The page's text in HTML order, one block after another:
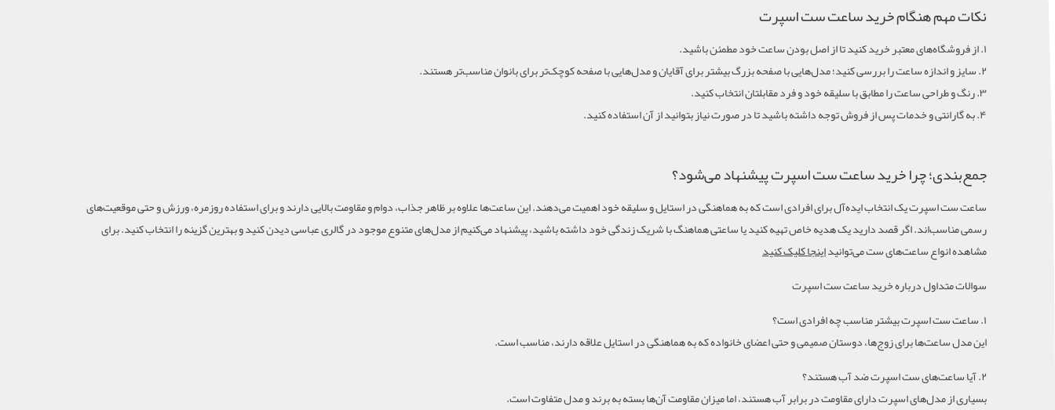
نکات مهم هنگام خرید ساعت ست اسپرت
۱. از فروشگاه‌های معتبر خرید کنید تا از اصل بودن ساعت خود مطمئن باشید.
۲. سایز و اندازه ساعت را بررسی کنید؛ مدل‌هایی با صفحه بزرگ بیشتر برای آقایان و مدل‌هایی با صفحه کوچک‌تر برای بانوان مناسب‌تر هستند.
۳. رنگ و طراحی ساعت را مطابق با سلیقه خود و فرد مقابلتان انتخاب کنید.
۴. به گارانتی و خدمات پس از فروش توجه داشته باشید تا در صورت نیاز بتوانید از آن استفاده کنید.
جمع‌بندی؛ چرا خرید ساعت ست اسپرت پیشنهاد می‌شود؟
ساعت ست اسپرت یک انتخاب ایده‌آل برای افرادی است که به هماهنگی در استایل و سلیقه خود اهمیت می‌دهند. این ساعت‌ها علاوه بر ظاهر جذاب، دوام و مقاومت بالایی دارند و برای استفاده روزمره، ورزش و حتی موقعیت‌های
رسمی مناسب‌اند. اگر قصد دارید یک هدیه خاص تهیه کنید یا ساعتی هماهنگ با شریک زندگی خود داشته باشید، پیشنهاد می‌کنیم از مدل‌های متنوع موجود در گالری عباسی دیدن کنید و بهترین گزینه را انتخاب کنید. برای
مشاهده انواع ساعت‌های ست می‌توانیداینجا کلیک کنید
سوالات متداول درباره خرید ساعت ست اسپرت
۱. ساعت ست اسپرت بیشتر مناسب چه افرادی است؟
این مدل ساعت‌ها برای زوج‌ها، دوستان صمیمی و حتی اعضای خانواده که به هماهنگی در استایل علاقه دارند، مناسب است.
۲. آیا ساعت‌های ست اسپرت ضد آب هستند؟
بسیاری از مدل‌های اسپرت دارای مقاومت در برابر آب هستند، اما میزان مقاومت آن‌ها بسته به برند و مدل متفاوت است.